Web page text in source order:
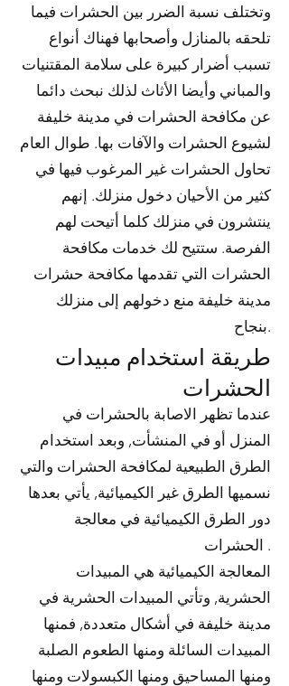
وتختلف نسبة الضرر بين الحشرات فيما
تلحقه بالمنازل وأصحابها فهناك أنواع
تسبب أضرار كبيرة على سلامة المقتنيات
والمباني وأيضا الأثاث لذلك نبحث دائما
عن مكافحة الحشرات في مدينة خليفة
لشيوع الحشرات والآفات بها. طوال العام
تحاول الحشرات غير المرغوب فيها في
كثير من الأحيان دخول منزلك. إنهم
ينتشرون في منزلك كلما أتيحت لهم
الفرصة. ستتيح لك خدمات مكافحة
الحشرات التي تقدمها مكافحة حشرات
مدينة خليفة منع دخولهم إلى منزلك
بنجاح.
طريقة استخدام مبيدات
الحشرات
عندما تظهر الاصابة بالحشرات في
المنزل أو في المنشأت, وبعد استخدام
الطرق الطبيعية لمكافحة الحشرات والتي
نسميها الطرق غير الكيميائية, يأتي بعدها
دور الطرق الكيميائية في معالجة
الحشرات .
المعالجة الكيميائية هي المبيدات
الحشرية, وتأتي المبيدات الحشرية في
مدينة خليفة في أشكال متعددة, فمنها
المبيدات السائلة ومنها الطعوم الصلبة
ومنها المساحيق ومنها الكبسولات ومنها